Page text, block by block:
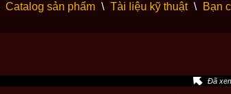
Catalog sản phẩm \ Tài liệu kỹ thuật \ Bạn
Đã